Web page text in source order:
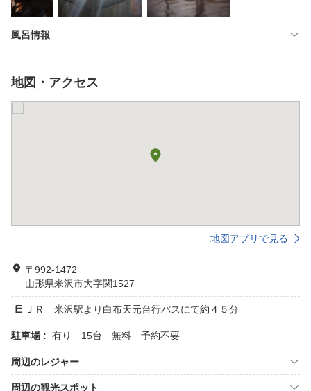
風呂情報
地図・アクセス
地図アプリで見る
〒992-1472
山形県米沢市大字関1527
ＪＲ 米沢駅より白布天元台行バスにて約４５分
駐車場 : 有り 15台 無料 予約不要
周辺のレジャー
周辺の観光スポット